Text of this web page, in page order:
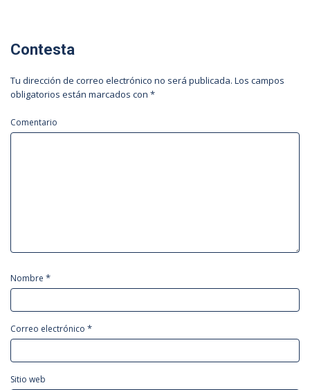
Contesta
Tu dirección de correo electrónico no será publicada. Los campos
obligatorios están marcados con *
Comentario
Nombre *
Correo electrónico *
Sitio web